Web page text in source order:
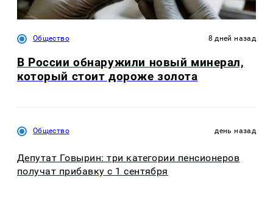
Общество 8 дней назад
В России обнаружили новый минерал,
который стоит дороже золота
Общество день назад
Депутат Говырин: три категории пенсионеров
получат прибавку с 1 сентября